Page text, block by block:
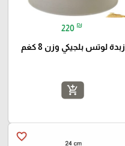
220 ₪
زبدة لوتس بلجيكي وزن 8 كغم
add_shopping_cart
favorite_border